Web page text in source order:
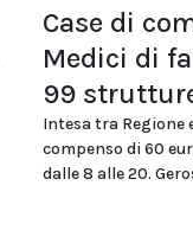
Case di
Medici di
99
Intesa tra Regione
compenso di 60
dalle 8 alle 20.